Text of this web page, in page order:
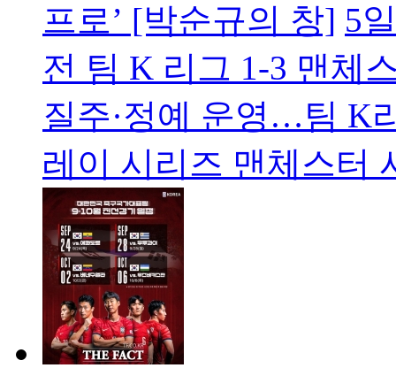
프로’ [박순규의 창] 5
전 팀 K 리그 1-3 맨체
질주·정예 운영…팀 K
레이 시리즈 맨체스터